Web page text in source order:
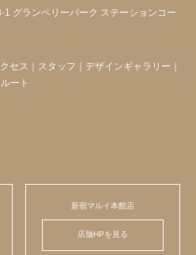
グランベリーパーク ステーションコー
セス ｜ スタッフ ｜ デザインギャラリー ｜
ート
新宿マルイ本館店
店舗HPを見る